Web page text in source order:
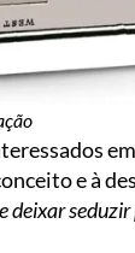
e à
deixar